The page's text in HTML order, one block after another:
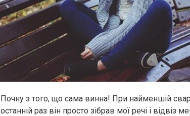
Почну з того, що сама винна! При найменшій
останній раз він просто зібрав мої речі і відвіз